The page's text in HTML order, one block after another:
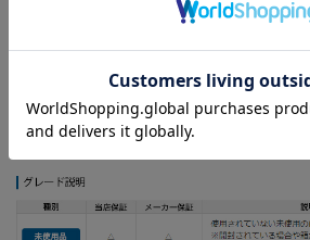
質量： 4.7kg
・元箱の封印シールが剥がれていたり付属
商品で本体は未使用です。※開封されて
正箱ではない場合がございます。